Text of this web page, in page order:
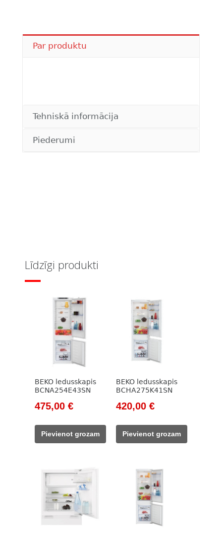
Par produktu
Tehniskā informācija
Piederumi
Līdzīgi produkti
BEKO ledusskapis
BCNA254E43SN
Original
was:
785,00 €.
475,00 €Current
475,00 €.
Pievienot grozam
BEKO ledusskapis
BCHA275K41SN
Original
was:
785,00 €.
420,00 €Current
420,00 €.
Pievienot grozam